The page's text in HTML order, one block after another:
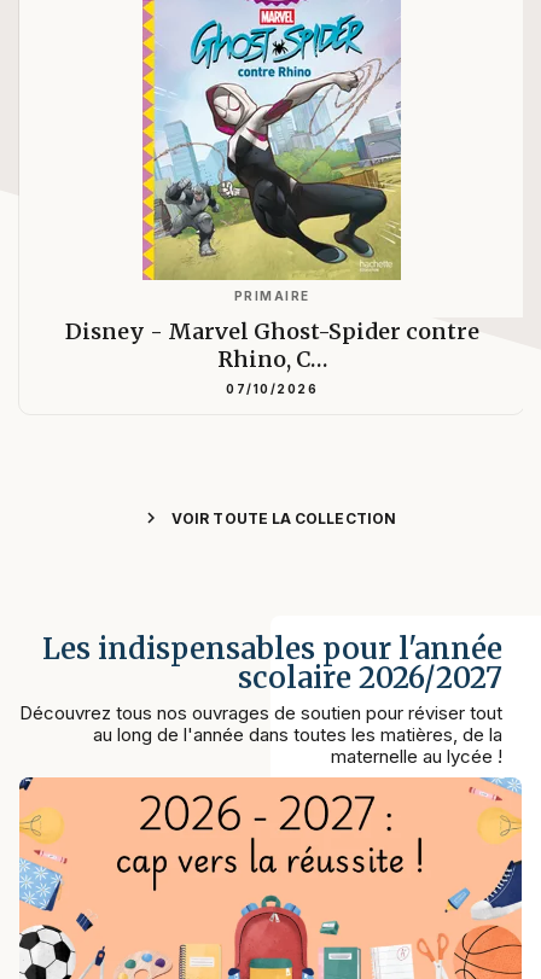
PRIMAIRE
Disney - Marvel Ghost-Spider contre
Rhino, C…
07/10/2026
chevron_right VOIR TOUTE LA COLLECTION
Les indispensables pour l'année
scolaire 2026/2027
Découvrez tous nos ouvrages de soutien pour réviser tout
au long de l'année dans toutes les matières, de la
maternelle au lycée !